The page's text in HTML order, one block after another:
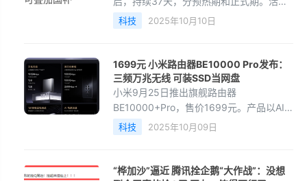
主打官方直降、跨店满减，消费者可叠加
国补等优惠。京东还免费开放AI工具，如
科技 2025年10月10日
1699元 小米路由器BE10000 Pro发布：
三频万兆无线 可装SSD当网盘
小米9月25日推出旗舰路由器
BE10000+Pro，售价1699元。产品以AI
双万兆和Wi-Fi 7为核心卖点，性能、扩展
性与智能化实现多重突破。无线端支持三
科技 2025年10月09日
“桦加沙”逼近 腾讯拴企鹅“大作战”：没想